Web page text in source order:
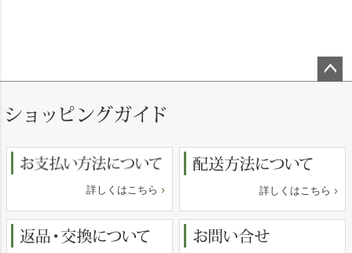
詳しくはこちら 詳しくはこちら